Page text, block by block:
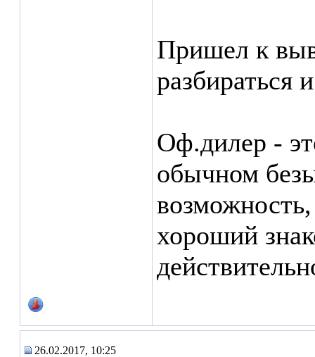
Пришел к
разбираться
Оф.дилер -
обычном
хороший
26.02.2017, 10:25